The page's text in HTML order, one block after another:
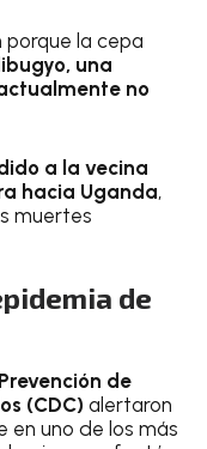
porque la cepa
una
no
a la vecina
hacia Uganda,
muertes
de
de
(CDC) alertaron
uno de los más